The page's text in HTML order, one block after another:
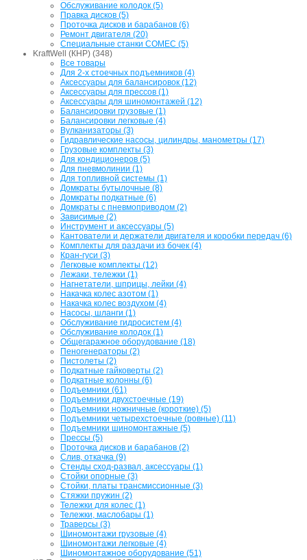
Обслуживание колодок (5)
Правка дисков (5)
Проточка дисков и барабанов (6)
Ремонт двигателя (20)
Специальные станки COMEC (5)
KraftWell (КНР) (348)
Все товары
Для 2-х стоечных подъемников (4)
Аксессуары для балансировок (12)
Аксессуары для прессов (1)
Аксессуары для шиномонтажей (12)
Балансировки грузовые (1)
Балансировки легковые (4)
Вулканизаторы (3)
Гидравлические насосы, цилиндры, манометры (17)
Грузовые комплекты (3)
Для кондиционеров (5)
Для пневмолинии (1)
Для топливной системы (1)
Домкраты бутылочные (8)
Домкраты подкатные (6)
Домкраты с пневмоприводом (2)
Зависимые (2)
Инструмент и аксессуары (5)
Кантователи и держатели двигателя и коробки передач (6)
Комплекты для раздачи из бочек (4)
Кран-гуси (3)
Легковые комплекты (12)
Лежаки, тележки (1)
Нагнетатели, шприцы, лейки (4)
Накачка колес азотом (1)
Накачка колес воздухом (4)
Насосы, шланги (1)
Обслуживание гидросистем (4)
Обслуживание колодок (1)
Общегаражное оборудование (18)
Пеногенераторы (2)
Пистолеты (2)
Подкатные гайковерты (2)
Подкатные колонны (6)
Подъемники (61)
Подъемники двухстоечные (19)
Подъемники ножничные (короткие) (5)
Подъемники четырехстоечные (ровные) (11)
Подъемники шиномонтажные (5)
Прессы (5)
Проточка дисков и барабанов (2)
Слив, откачка (9)
Стенды сход-развал, аксессуары (1)
Стойки опорные (3)
Стойки, платы трансмиссионные (3)
Стяжки пружин (2)
Тележки для колес (1)
Тележки, маслобары (1)
Траверсы (3)
Шиномонтажи грузовые (4)
Шиномонтажи легковые (4)
Шиномонтажное оборудование (51)